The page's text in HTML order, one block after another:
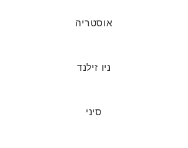
אוסטריה
ניו זילנד
סיני